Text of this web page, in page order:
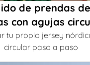
de prendas
con agujas
tu propio jersey
circular paso a paso